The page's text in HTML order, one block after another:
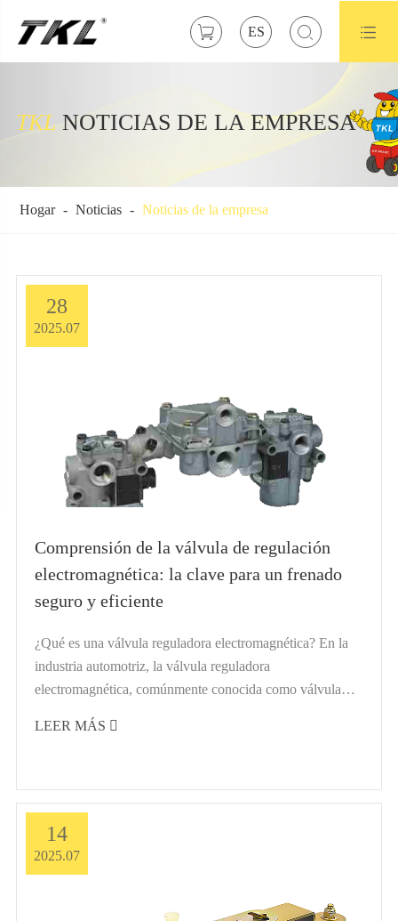
 ES  
TKL NOTICIAS DE LA EMPRESA
Hogar Noticias Noticias de la empresa
28
2025.07
Comprensión de la válvula de regulación
electromagnética: la clave para un frenado
seguro y eficiente
¿Qué es una válvula reguladora electromagnética? En la
industria automotriz, la válvula reguladora
electromagnética, comúnmente conocida como válvula
antibloqueo...
LEER MÁS 
14
2025.07